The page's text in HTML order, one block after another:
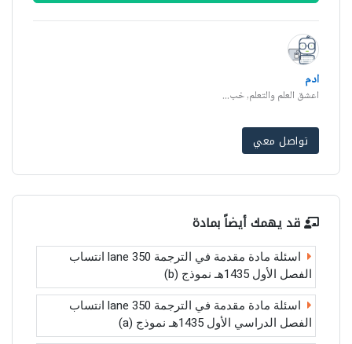
ادم
اعشق العلم والتعلم, خب...
تواصل معي
قد يهمك أيضاً بمادة
اسئلة مادة مقدمة في الترجمة lane 350 انتساب
الفصل الأول 1435هـ نموذج (b)
اسئلة مادة مقدمة في الترجمة lane 350 انتساب
الفصل الدراسي الأول 1435هـ نموذج (a)